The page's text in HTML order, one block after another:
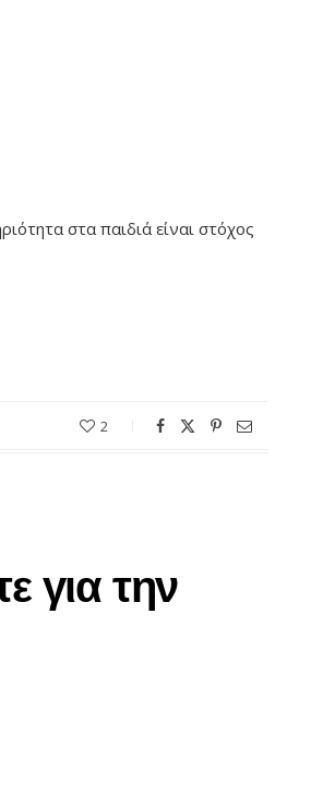
στα παιδιά είναι στόχος
2
για την